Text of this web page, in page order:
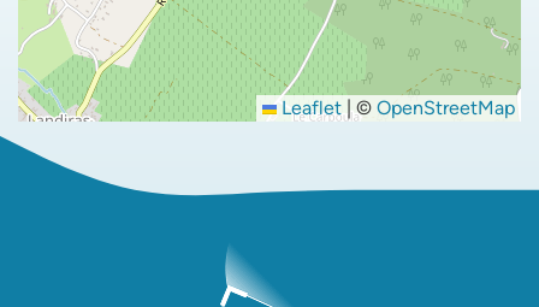
Leaflet |© OpenStreetMap